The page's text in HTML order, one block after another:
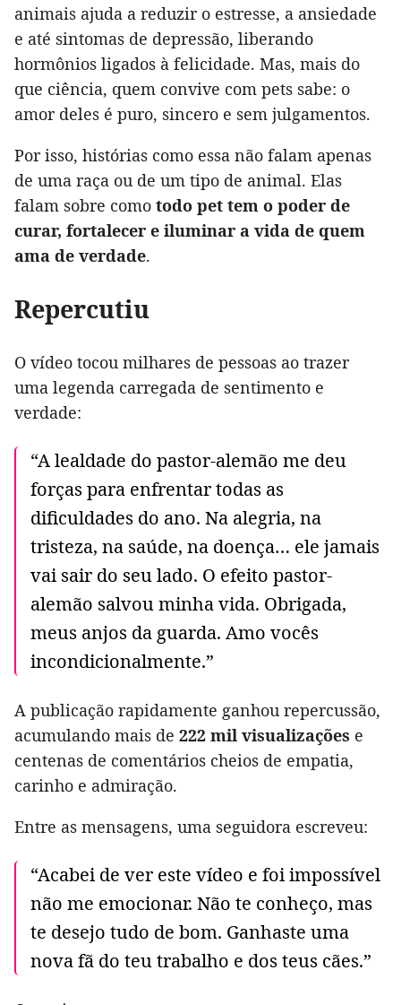
animais ajuda a reduzir o estresse, a ansiedade
e até sintomas de depressão, liberando
hormônios ligados à felicidade. Mas, mais do
que ciência, quem convive com pets sabe: o
amor deles é puro, sincero e sem julgamentos.
Por isso, histórias como essa não falam apenas
de uma raça ou de um tipo de animal. Elas
falam sobre como todo pet tem o poder de
curar, fortalecer e iluminar a vida de quem
ama de verdade.
Repercutiu
O vídeo tocou milhares de pessoas ao trazer
uma legenda carregada de sentimento e
verdade:
“A lealdade do pastor-alemão me deu
forças para enfrentar todas as
dificuldades do ano. Na alegria, na
tristeza, na saúde, na doença… ele jamais
vai sair do seu lado. O efeito pastor-
alemão salvou minha vida. Obrigada,
meus anjos da guarda. Amo vocês
incondicionalmente.”
A publicação rapidamente ganhou repercussão,
acumulando mais de 222 mil visualizações e
centenas de comentários cheios de empatia,
carinho e admiração.
Entre as mensagens, uma seguidora escreveu:
“Acabei de ver este vídeo e foi impossível
não me emocionar. Não te conheço, mas
te desejo tudo de bom. Ganhaste uma
nova fã do teu trabalho e dos teus cães.”